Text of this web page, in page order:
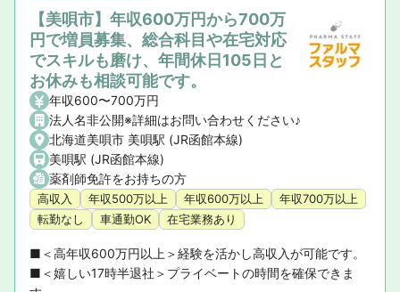
【美唄市】年収600万円から700万
円で増員募集、総合科目や在宅対応
でスキルも磨け、年間休日105日と
お休みも相談可能です。
年収600〜700万円
法人名非公開※詳細はお問い合わせください♪
北海道美唄市 美唄駅 (JR函館本線)
美唄駅 (JR函館本線)
薬剤師免許をお持ちの方
高収入 年収500万以上 年収600万以上
年収700万以上
転勤なし
車通勤OK 在宅業務あり
■＜高年収600万円以上＞経験を活かし高収入が可能です。
■＜嬉しい17時半退社＞プライベートの時間を確保できま